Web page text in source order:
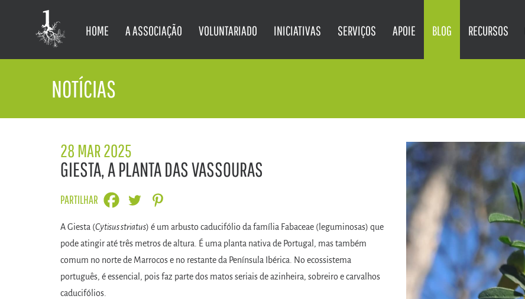
HOME A ASSOCIAÇÃO VOLUNTARIADO INICIATIVAS SERVIÇOS APOIE BLOG RECURSOS
NOTÍCIAS
28 MAR 2025
GIESTA, A PLANTA DAS VASSOURAS
PARTILHAR
A Giesta (Cytisus striatus) é um arbusto caducifólio da família Fabaceae (leguminosas) que
pode atingir até três metros de altura. É uma planta nativa de Portugal, mas também
comum no norte de Marrocos e no restante da Península Ibérica. No ecossistema
português, é essencial, pois faz parte dos matos seriais de azinheira, sobreiro e carvalhos
caducifólios.